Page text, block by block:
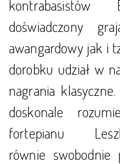
doświadczony
awangardowy jak i
dorobku udział w
nagrania
doskonale
fortepianu
równie